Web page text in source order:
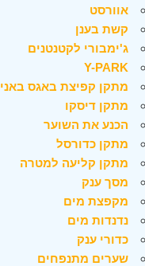
אוורסט
קשת בענן
ג'ימבורי לקטנטנים
Y-PARK
מתקן קפיצת באגס באני
מתקן דיסקו
הכנע את השוער
מתקן כדורסל
מתקן קליעה למטרה
מסך ענק
מקפצת מים
נדנדות מים
כדורי ענק
שערים מתנפחים